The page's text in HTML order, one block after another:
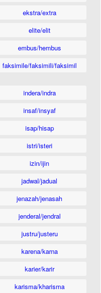
ekstra/extra
elite/elit
embus/hembus
faksimile/faksimili/faksimil
indera/indra
insaf/insyaf
isap/hisap
istri/isteri
izin/ijin
jadwal/jadual
jenazah/jenasah
jenderal/jendral
justru/justeru
karena/karna
karier/karir
karisma/kharisma